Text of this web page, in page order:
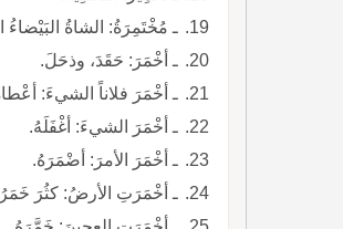
ـ مُخْتَمِرَةُ: الشاةُ
ـ أخْمَرَ: حَقَدَ، وذحَلَ.
ـ أخْمَرَ فلاناً الشيءَ: أعْطاهُ، أو مَلَّكَهُ إياهُ.
ـ أخْمَرَ الشيءَ: أغْفَلَهُ.
ـ أخْمَرَ الأمرَ: أضْمَرَهُ.
ـ أخْمَرَتِ الأرضُ: كثُرَ خَمَرُها.